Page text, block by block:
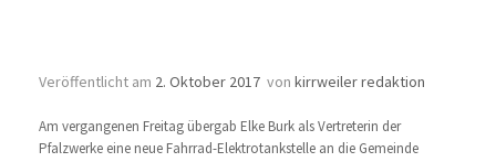
Veröffentlicht am 2. Oktober 2017 von kirrweiler redaktion
Am vergangenen Freitag übergab Elke Burk als Vertreterin der
Pfalzwerke eine neue Fahrrad-Elektrotankstelle an die Gemeinde